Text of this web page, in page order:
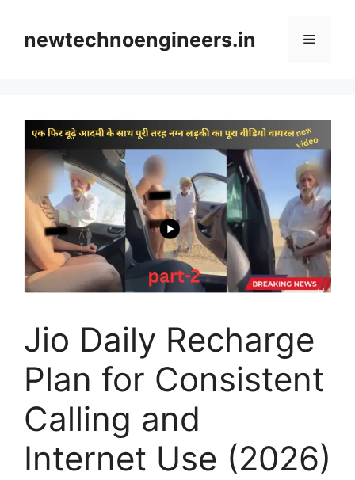
contentnewtechnoengineers.in Menu
Jio Daily Recharge
Plan for Consistent
Calling and
Internet Use (2026)